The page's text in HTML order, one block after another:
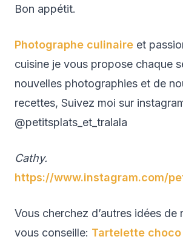
Bon appétit.
Photographe culinaire et
cuisine je vous propose chaque
nouvelles photographies et de
recettes, Suivez moi sur
@petitsplats_et_tralala
Cathy.
https://www.instagram.com/
Vous cherchez d’autres idées de
vous conseille: Tartelette